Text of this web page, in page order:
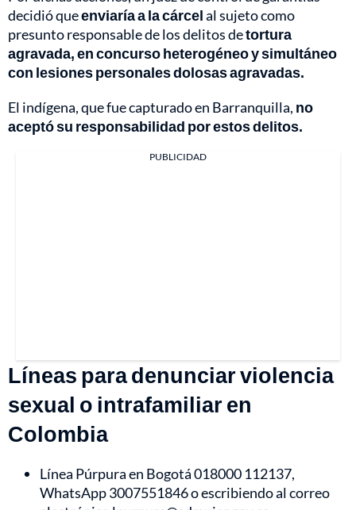
decidió queenviaría a la cárcelal sujeto como
presunto responsable de los delitos detortura
agravada, en concurso heterogéneo y simultáneo
con lesiones personales dolosas agravadas.
El indígena, que fue capturado en Barranquilla, no
aceptó su responsabilidad por estos delitos.
PUBLICIDAD
Líneas para denunciar violencia
sexual o intrafamiliar en
Colombia
Línea Púrpura en Bogotá 018000 112137,
WhatsApp 3007551846 o escribiendo al correo